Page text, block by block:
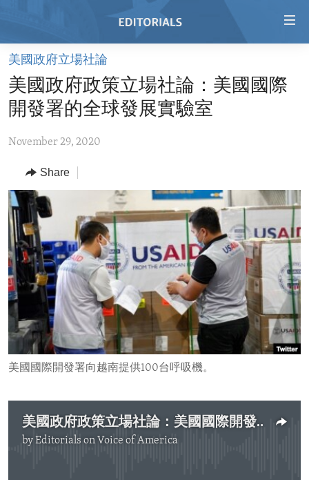
Skip
main
content
to
Navigation
Skip
to
Search
HOME
VIDEO
REGIONS
AFRICA
AMERICAS
ASIA
EUROPE
MIDDLE EAST
TOPICS
HUMAN RIGHTS
SECURITY AND DEFENSE
AID AND DEVELOPMENT
DEMOCRACY AND GOVERNANCE
ECONOMY AND TRADE
ENVIRONMENT AND HEALTH
IDEALS AND INSTITUTIONS
ARCHIVE
ABOUT US
FOLLOW US
美國政府立場社論
美國政府政策立場社論：美國國際
開發署的全球發展實驗室
November 29, 2020
Share
美國國際開發署向越南提供100台呼吸機。
美國政府政策立場社論：美國國際開發署的全球發展實驗室
byEditorials on Voice of America